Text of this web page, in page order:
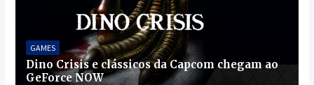
GAMES
Dino Crisis e clássicos da Capcom chegam ao
GeForce NOW